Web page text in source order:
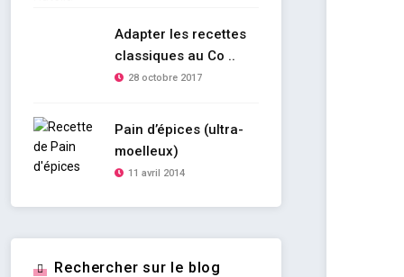
Adapter les recettes
classiques au Co ..
28 octobre 2017
Pain d’épices (ultra-
moelleux)
11 avril 2014
Rechercher sur le blog